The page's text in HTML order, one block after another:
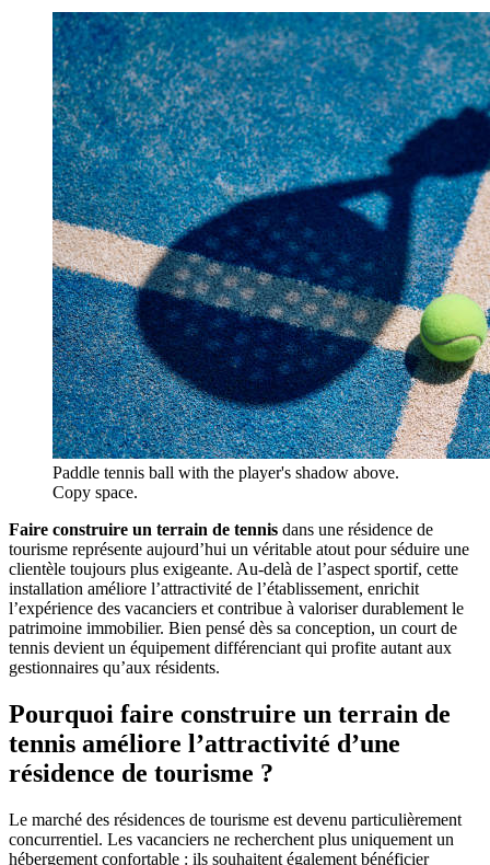
Paddle tennis ball with the player's shadow above.
Copy space.
Faire construire un terrain de tennis dans une résidence de
tourisme représente aujourd’hui un véritable atout pour séduire une
clientèle toujours plus exigeante. Au-delà de l’aspect sportif, cette
installation améliore l’attractivité de l’établissement, enrichit
l’expérience des vacanciers et contribue à valoriser durablement le
patrimoine immobilier. Bien pensé dès sa conception, un court de
tennis devient un équipement différenciant qui profite autant aux
gestionnaires qu’aux résidents.
Pourquoi faire construire un terrain de
tennis améliore l’attractivité d’une
résidence de tourisme ?
Le marché des résidences de tourisme est devenu particulièrement
concurrentiel. Les vacanciers ne recherchent plus uniquement un
hébergement confortable : ils souhaitent également bénéficier